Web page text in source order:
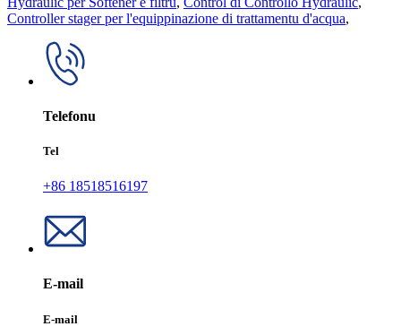
Controller stager per l'equippinazione di trattamentu d'acqua,
Telefonu
Tel
+86 18518516197
E-mail
E-mail